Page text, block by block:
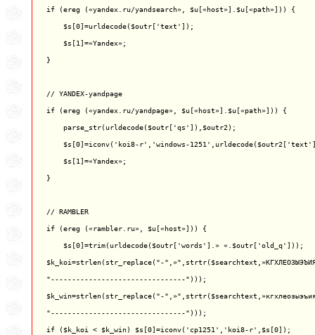
if (ereg («yandex.ru/yandsearch», $u[«host»].$u[«path»])) {
    $s[0]=urldecode($outr['text']);
    $s[1]=«Yandex»;
}
// YANDEX-yandpage
if (ereg («yandex.ru/yandpage», $u[«host»].$u[«path»])) {
    parse_str(urldecode($outr['qs']),$outr2);
$s[0]=iconv('koi8-r','windows-
    $s[1]=«Yandex»;
}
// RAMBLER
if (ereg («rambler.ru», $u[«host»])) {
    $s[0]=trim(urldecode($outr['words'].» «.$outr['old_q']));
$k_koi=strlen(str_replace("-
"--------------------------------")));
$k_win=strlen(str_replace("-
"--------------------------------")));
if ($k_koi < $k_win) $s[0]=iconv('cp1251','koi8-r',$s[0]);